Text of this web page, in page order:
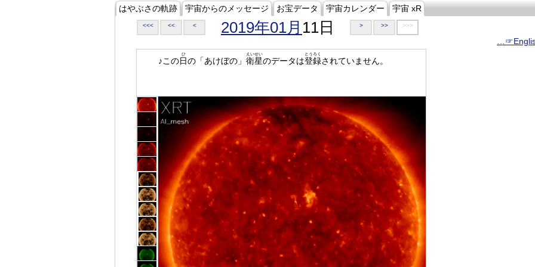
はやぶさの軌跡 宇宙からのメッセージ お宝データ 宇宙カレンダー 宇宙 xR
<<< << < 2019年01月 11日 > >> >>>
♪この日
ひ
の「あけぼの」 衛星
えいせい
のデータは登録
とうろく
されていません。